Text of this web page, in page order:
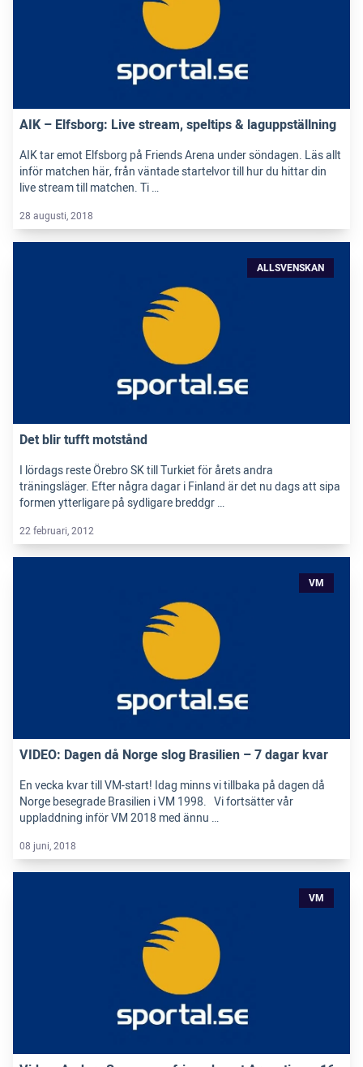
AIK – Elfsborg: Live stream, speltips & laguppställning
AIK tar emot Elfsborg på Friends Arena under söndagen. Läs allt
inför matchen här, från väntade startelvor till hur du hittar din
live stream till matchen. Ti …
28 augusti, 2018
ALLSVENSKAN
Det blir tufft motstånd
I lördags reste Örebro SK till Turkiet för årets andra
träningsläger. Efter några dagar i Finland är det nu dags att sipa
formen ytterligare på sydligare breddgr …
22 februari, 2012
VM
VIDEO: Dagen då Norge slog Brasilien – 7 dagar kvar
En vecka kvar till VM-start! Idag minns vi tillbaka på dagen då
Norge besegrade Brasilien i VM 1998. Vi fortsätter vår
uppladdning inför VM 2018 med ännu …
08 juni, 2018
VM